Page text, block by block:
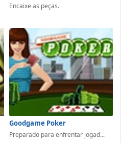
Encaixe as peças.
Goodgame Poker
Preparado para enfrentar jogad...